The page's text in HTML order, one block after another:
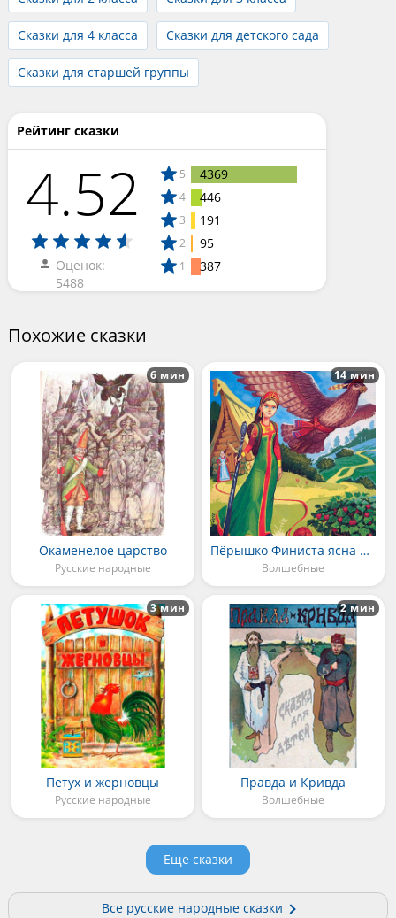
Сказки для 4 класса Сказки для детского сада
Сказки для старшей группы
Рейтинг сказки
4.52
Оценок:
5488
5 4369
4 446
3 191
2 95
1 387
Похожие сказки
Окаменелое царство
Русские народные
6 мин
Пёрышко Финиста ясна сокола
Волшебные
14 мин
Петух и жерновцы
Русские народные
3 мин
Правда и Кривда
Волшебные
2 мин
Еще сказки
Все русские народные сказки